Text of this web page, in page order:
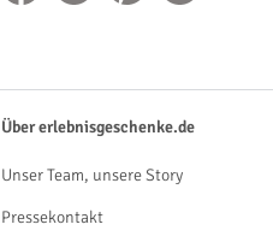
Über erlebnisgeschenke.de
Unser Team, unsere Story
Pressekontakt